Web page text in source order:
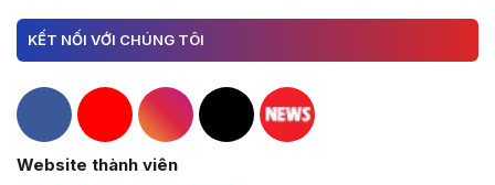
KẾT NỐI VỚI CHÚNG TÔI
Hacom Facebook
Hacom YouTube
Hacom Instagram
Hacom TikTok
Website thành viên